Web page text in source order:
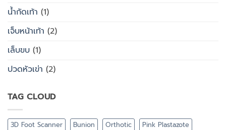
น้ำกัดเท้า (1)
เจ็บหน้าเท้า (2)
เล็บขบ (1)
ปวดหัวเข่า (2)
TAG CLOUD
3D Foot Scanner Bunion Orthotic
Pink Plastazote